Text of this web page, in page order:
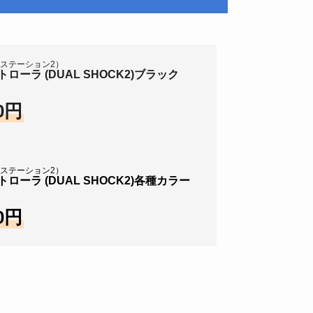
テーション2）
ローラ (DUAL SHOCK2)ブラック
円
テーション2）
ローラ (DUAL SHOCK2)各種カラー
円